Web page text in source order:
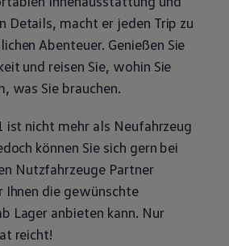
Details, macht er jeden Trip zu
Abenteuer. Genießen Sie
und reisen Sie, wohin Sie
was Sie brauchen.
ist nicht mehr als Neufahrzeug
können Sie sich gern bei
Nutzfahrzeuge Partner
Ihnen die gewünschte
Lager anbieten kann. Nur
reicht!